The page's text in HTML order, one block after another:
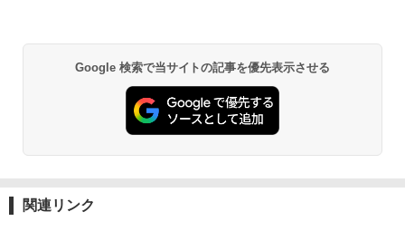
Google 検索で当サイトの記事を優先表示させる
関連リンク